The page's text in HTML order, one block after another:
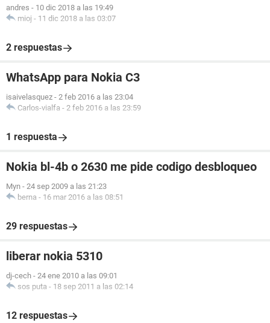
andres - 10 dic 2018 a las 19:49
mioj - 11 dic 2018 a las 03:07
2 respuestas
WhatsApp para Nokia C3
isaivelasquez - 2 feb 2016 a las 23:04
Carlos-vialfa - 2 feb 2016 a las 23:59
1 respuesta
Nokia bl-4b o 2630 me pide codigo desbloqueo
Myn - 24 sep 2009 a las 21:23
berna - 16 mar 2016 a las 08:51
29 respuestas
liberar nokia 5310
dj-cech - 24 ene 2010 a las 09:01
sos puta - 18 sep 2011 a las 02:14
12 respuestas